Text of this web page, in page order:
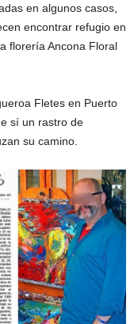
en algunos casos,
encontrar refugio en
florería Ancona Floral
Fletes en Puerto
sí un rastro de
su camino.